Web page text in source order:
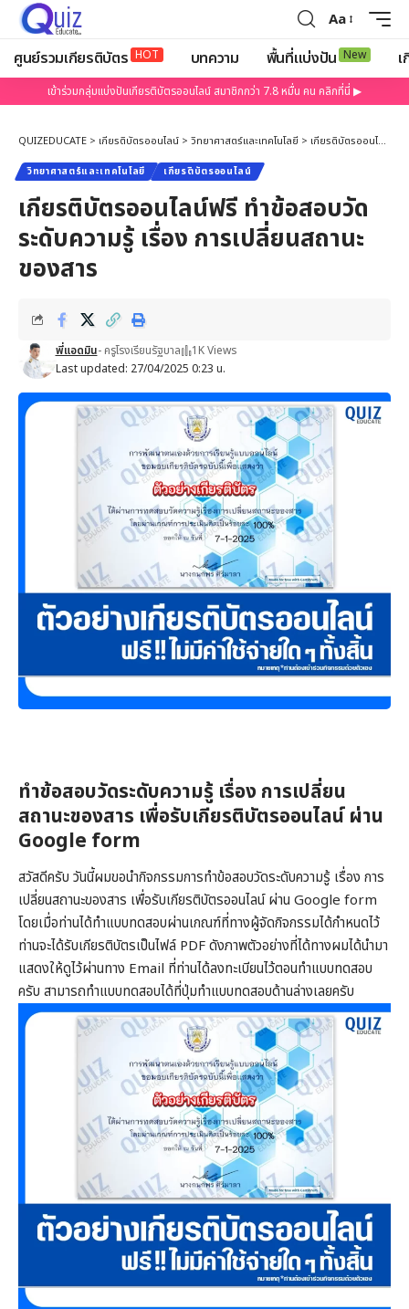
Aa
ศูนย์รวมเกียรติบัตร HOT บทความ พื้นที่แบ่งปัน New
เข้าร่วมกลุ่มแบ่งปันเกียรติบัตรออนไลน์ สมาชิกกว่า 7.8 หมื่น คน คลิกที่นี่ ▶
QUIZEDUCATE > เกียรติบัตรออนไลน์ > วิทยาศาสตร์และเทคโนโลยี > เกียรติบัตรออนไลน์ฟรี ทำข้อสอบวัดระดับความรู้ เรื่อง การเปลี่ยนสถานะของสาร
วิทยาศาสตร์และเทคโนโลยี เกียรติบัตรออนไลน์
เกียรติบัตรออนไลน์ฟรี ทำข้อสอบวัด
ระดับความรู้ เรื่อง การเปลี่ยนสถานะ
ของสาร
Last updated: 27/04/2025 0:23 น.
พี่แอดมิน- ครูโรงเรียนรัฐบาล 1K Views
ทำข้อสอบวัดระดับความรู้ เรื่อง การเปลี่ยน
สถานะของสาร เพื่อรับเกียรติบัตรออนไลน์ ผ่าน
Google form
สวัสดีครับ วันนี้ผมขอนำกิจกรรมการทำข้อสอบวัดระดับความรู้ เรื่อง การ
เปลี่ยนสถานะของสาร เพื่อรับเกียรติบัตรออนไลน์ ผ่าน Google form
โดยเมื่อท่านได้ทำแบบทดสอบผ่านเกณฑ์ที่ทางผู้จัดกิจกรรมได้กำหนดไว้
ท่านจะได้รับเกียรติบัตรเป็นไฟล์ PDF ดังภาพตัวอย่างที่ได้ทางผมได้นำมา
แสดงให้ดูไว้ผ่านทาง Email ที่ท่านได้ลงทะเบียนไว้ตอนทำแบบทดสอบ
ครับ สามารถทำแบบทดสอบได้ที่ปุ่มทำแบบทดสอบด้านล่างเลยครับ